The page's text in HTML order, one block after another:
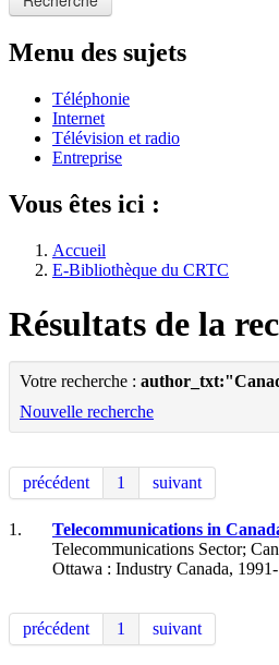
Menu des sujets
Téléphonie
Internet
Télévision et radio
Entreprise
Vous êtes ici :
Accueil
E-Bibliothèque du CRTC
Résultats de la
Votre recherche :
Nouvelle recherche
précédent 1 suivant
1. Telecommunications in
Telecommunications Sector;
Ottawa : Industry Canada, 1991-
précédent 1 suivant